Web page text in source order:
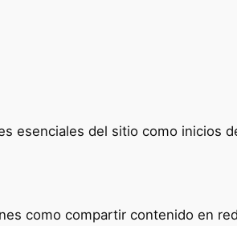
esenciales del sitio como
como compartir contenido en